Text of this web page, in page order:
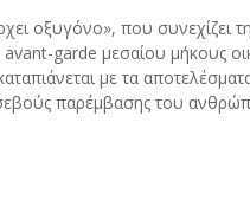
οξυγόνο», που συνεχίζει
avant-garde μεσαίου μήκους
με τα
παρέμβασης του